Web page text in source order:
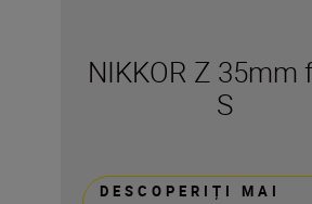
NIKKOR Z 35mm
S
DESCOPERIȚI MAI